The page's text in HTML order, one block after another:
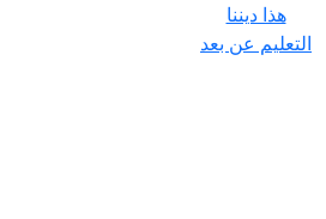
هذا ديننا
التعليم عن بعد